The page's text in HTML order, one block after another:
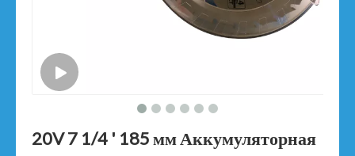
20V 7 1/4 ' 185 мм Аккумуляторная